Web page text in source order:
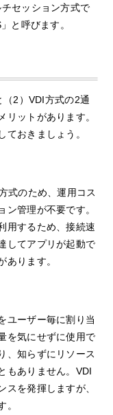
セッション方式で
と呼びます。
2）VDI方式の2通
リットがあります。
ておきましょう。
式のため、運用コス
ン管理が不要です。
用するため、接続速
してアプリが起動で
あります。
ユーザー毎に割り当
を気にせずに使用で
、知らずにリソース
もありません。VDI
を発揮しますが、
。